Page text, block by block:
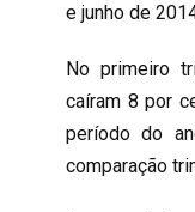
e junho de
No primeiro
caíram 8 por
período do
comparação